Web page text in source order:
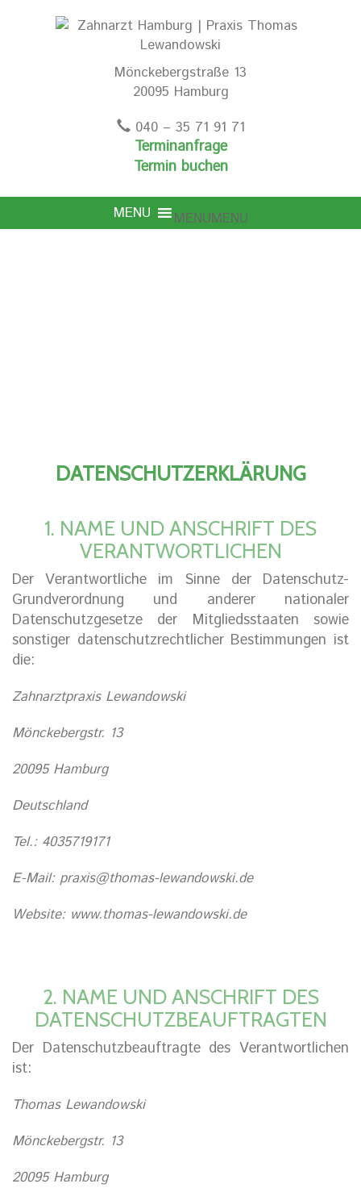
Mönckebergstraße 13
20095 Hamburg
040 – 35 71 91 71
Terminanfrage
Termin buchen
MENUMENU
DATENSCHUTZERKLÄRUNG
1. NAME UND ANSCHRIFT DES
VERANTWORTLICHEN
Der Verantwortliche im Sinne der Datenschutz-
Grundverordnung und anderer nationaler
Datenschutzgesetze der Mitgliedsstaaten sowie
sonstiger datenschutzrechtlicher Bestimmungen ist
die:
Zahnarztpraxis Lewandowski
Mönckebergstr. 13
20095 Hamburg
Deutschland
Tel.: 4035719171
E-Mail: praxis@thomas-lewandowski.de
Website: www.thomas-lewandowski.de
2. NAME UND ANSCHRIFT DES
DATENSCHUTZBEAUFTRAGTEN
Der Datenschutzbeauftragte des Verantwortlichen
ist:
Thomas Lewandowski
Mönckebergstr. 13
20095 Hamburg